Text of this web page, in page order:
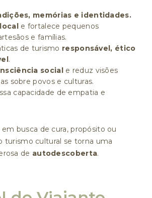
memórias e identidades.
e fortalece pequenos
e famílias.
de turismo responsável, ético
.
sociale reduz visões
sobre povos e culturas.
capacidade de empatia e
em busca de cura, propósito ou
turismo cultural se torna uma
de autodescoberta.